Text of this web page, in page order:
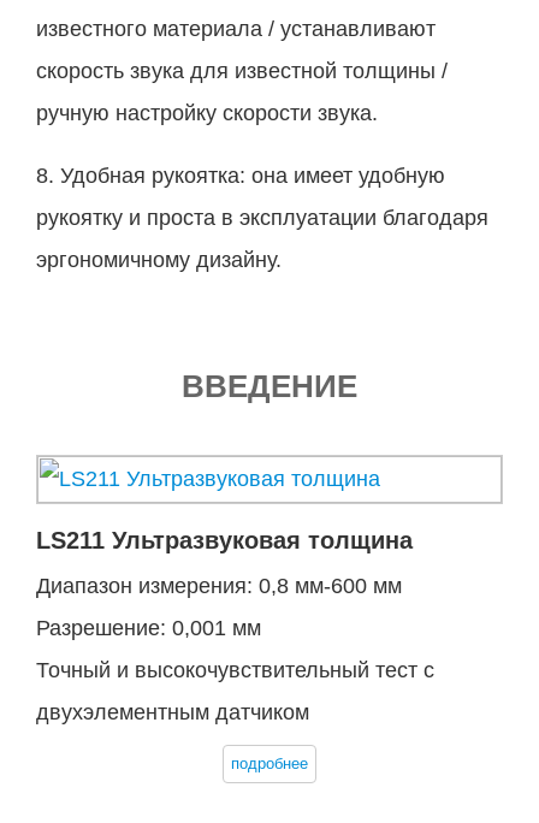
известного материала / устанавливают
скорость звука для известной толщины /
ручную настройку скорости звука.
8. Удобная рукоятка: она имеет удобную
рукоятку и проста в эксплуатации благодаря
эргономичному дизайну.
ВВЕДЕНИЕ
LS211 Ультразвуковая толщина
Диапазон измерения: 0,8 мм-600 мм
Разрешение: 0,001 мм
Точный и высокочувствительный тест с
двухэлементным датчиком
подробнее